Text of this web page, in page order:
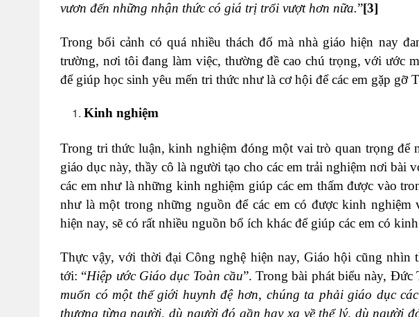
vươn đến những nhận thức có giá trị trổi vượt hơn nữa.”[3]
Trong bối cảnh có quá nhiều thách đố mà nhà giáo hiện nay
trường, nơi tôi đang làm việc, thường đề cao chú trọng, với ước
để giúp học sinh yêu mến tri thức như là cơ hội để các em gặp gỡ
Kinh nghiệm
Trong tri thức luận, kinh nghiệm đóng một vai trò quan trọng để
giáo dục này, thầy cô là người tạo cho các em trải nghiệm nơi bài
các em như là những kinh nghiệm giúp các em thấm được vào
như là một trong những nguồn để các em có được kinh
hiện nay, sẽ có rất nhiều nguồn bổ ích khác để giúp các em có
Thực vậy, với thời đại Công nghệ hiện nay, Giáo hội cũng nhìn
tới: “Hiệp ước Giáo dục Toàn cầu”. Trong bài phát biểu này, Đức
muốn có một thế giới huynh đệ hơn, chúng ta phải giáo dục
thương từng người, dù người đó gần hay xa về thể lý, dù người